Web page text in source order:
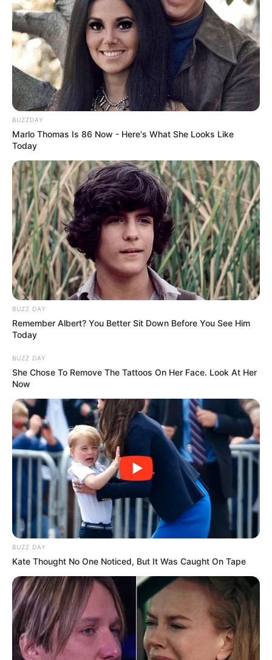
BUZZDAY
Marlo Thomas Is 86 Now - Here's What She Looks Like
Today
BUZZ DAY
Remember Albert? You Better Sit Down Before You See Him
Today
BUZZ DAY
She Chose To Remove The Tattoos On Her Face. Look At Her
Now
BUZZ DAY
Kate Thought No One Noticed, But It Was Caught On Tape